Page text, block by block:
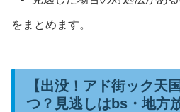
をまとめます。
【出没！アド街ック天
つ？見逃しはbs・地方